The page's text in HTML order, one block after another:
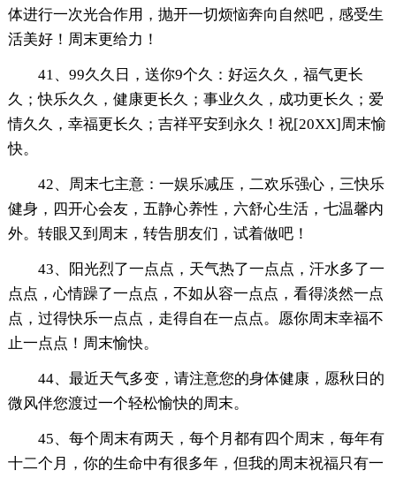
体进行一次光合作用，抛开一切烦恼奔向自然吧，感受生
活美好！周末更给力！
41、99久久日，送你9个久：好运久久，福气更长
久；快乐久久，健康更长久；事业久久，成功更长久；爱
情久久，幸福更长久；吉祥平安到永久！祝[20XX]周末愉
快。
42、周末七主意：一娱乐减压，二欢乐强心，三快乐
健身，四开心会友，五静心养性，六舒心生活，七温馨内
外。转眼又到周末，转告朋友们，试着做吧！
43、阳光烈了一点点，天气热了一点点，汗水多了一
点点，心情躁了一点点，不如从容一点点，看得淡然一点
点，过得快乐一点点，走得自在一点点。愿你周末幸福不
止一点点！周末愉快。
44、最近天气多变，请注意您的身体健康，愿秋日的
微风伴您渡过一个轻松愉快的周末。
45、每个周末有两天，每个月都有四个周末，每年有
十二个月，你的生命中有很多年，但我的周末祝福只有一